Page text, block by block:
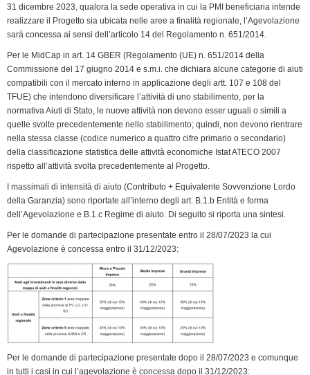
31 dicembre 2023, qualora la sede operativa in cui la PMI beneficiaria intende
realizzare il Progetto sia ubicata nelle aree a finalità regionale, l’Agevolazione
sarà concessa ai sensi dell’articolo 14 del Regolamento n. 651/2014.
Per le MidCap in art. 14 GBER (Regolamento (UE) n. 651/2014 della
Commissione del 17 giugno 2014 e s.m.i. che dichiara alcune categorie di aiuti
compatibili con il mercato interno in applicazione degli artt. 107 e 108 del
TFUE) che intendono diversificare l’attività di uno stabilimento, per la
normativa Aiuti di Stato, le nuove attività non devono esser uguali o simili a
quelle svolte precedentemente nello stabilimento; quindi, non devono rientrare
nella stessa classe (codice numerico a quattro cifre primario o secondario)
della classificazione statistica delle attività economiche Istat ATECO 2007
rispetto all’attività svolta precedentemente al Progetto.
I massimali di intensità di aiuto (Contributo + Equivalente Sovvenzione Lordo
della Garanzia) sono riportate all’interno degli art. B.1.b Entità e forma
dell’Agevolazione e B.1.c Regime di aiuto. Di seguito si riporta una sintesi.
Per le domande di partecipazione presentate entro il 28/07/2023 la cui
Agevolazione è concessa entro il 31/12/2023:
Per le domande di partecipazione presentate dopo il 28/07/2023 e comunque
in tutti i casi in cui l’agevolazione è concessa dopo il 31/12/2023: